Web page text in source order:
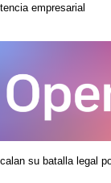
empresarial
su batalla legal